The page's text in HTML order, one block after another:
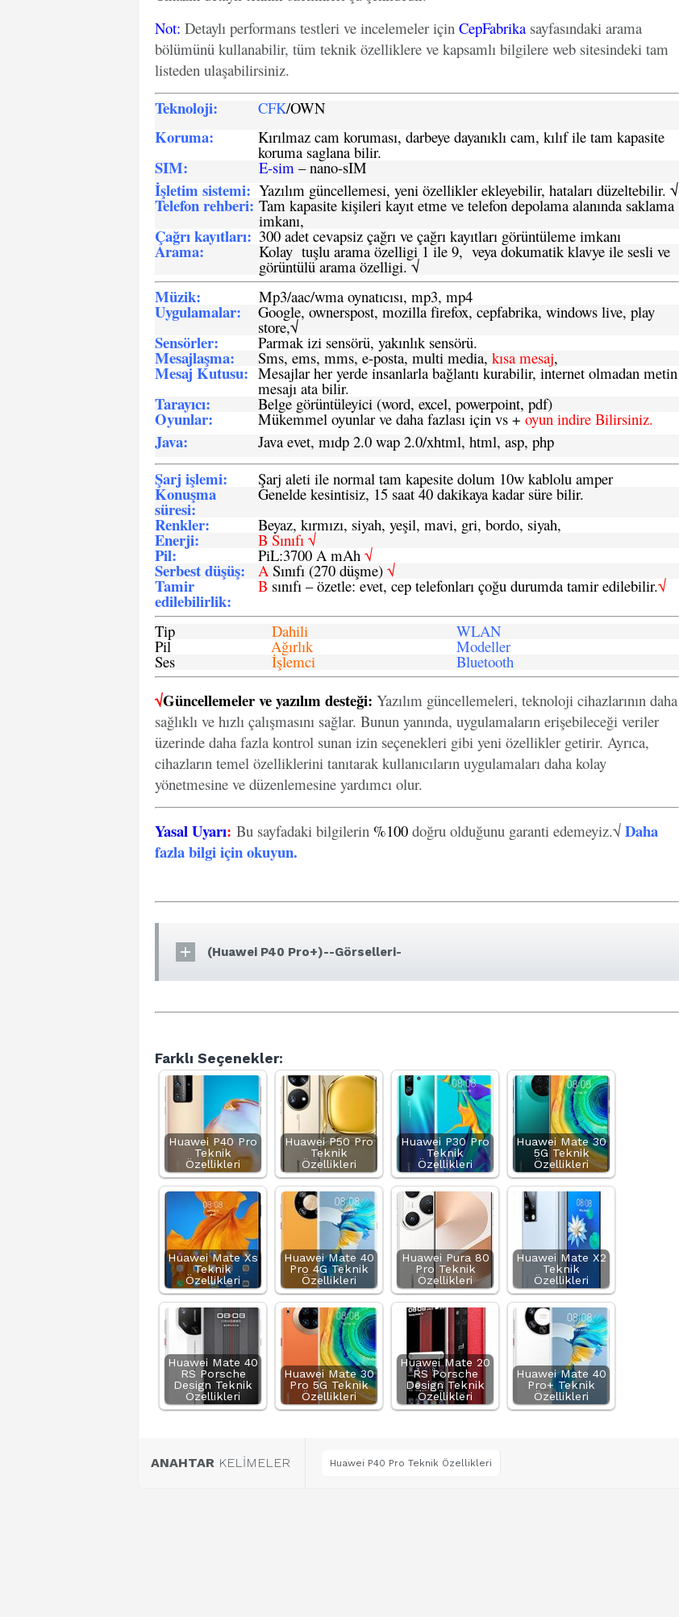
Not: Detaylı performans testleri ve incelemeler için CepFabrika sayfasındaki arama
bölümünü kullanabilir, tüm teknik özelliklere ve kapsamlı bilgilere web sitesindeki tam
listeden ulaşabilirsiniz.
Teknoloji: CFK/OWN
Koruma: Kırılmaz cam koruması, darbeye dayanıklı cam, kılıf ile tam kapasite
koruma saglana bilir.
SIM: E-sim – nano-sIM
İşletim sistemi: Yazılım güncellemesi, yeni özellikler ekleyebilir, hataları düzeltebilir. √
Telefon rehberi: Tam kapasite kişileri kayıt etme ve telefon depolama alanında saklama
imkanı,
Çağrı kayıtları: 300 adet cevapsiz çağrı ve çağrı kayıtları görüntüleme imkanı
Arama: Kolay tuşlu arama özelligi 1 ile 9, veya dokumatik klavye ile sesli ve
görüntülü arama özelligi. √
Müzik: Mp3/aac/wma oynatıcısı, mp3, mp4
Uygulamalar: Google, ownerspost, mozilla firefox, cepfabrika, windows live, play
store,√
Sensörler: Parmak izi sensörü, yakınlık sensörü.
Mesajlaşma: Sms, ems, mms, e-posta, multi media, kısa mesaj,
Mesaj Kutusu: Mesajlar her yerde insanlarla bağlantı kurabilir, internet olmadan metin
mesajı ata bilir.
Tarayıcı: Belge görüntüleyici (word, excel, powerpoint, pdf)
Oyunlar: Mükemmel oyunlar ve daha fazlası için vs +oyun indire Bilirsiniz.
Java: Java evet, mıdp 2.0 wap 2.0/xhtml, html, asp, php
Şarj işlemi: Şarj aleti ile normal tam kapesite dolum 10w kablolu amper
Konuşma
süresi:
Genelde kesintisiz, 15 saat 40 dakikaya kadar süre bilir.
Renkler: Beyaz, kırmızı, siyah, yeşil, mavi, gri, bordo, siyah,
Enerji: B Sınıfı √
Pil: PiL:3700 A mAh √
Serbest düşüş: ASınıfı (270 düşme) √
Tamir
edilebilirlik:
B sınıfı – özetle: evet, cep telefonları çoğu durumda tamir edilebilir.√
Tip Dahili WLAN
Pil Ağırlık Modeller
Ses İşlemci Bluetooth
√Güncellemeler ve yazılım desteği: Yazılım güncellemeleri, teknoloji cihazlarının daha
sağlıklı ve hızlı çalışmasını sağlar. Bunun yanında, uygulamaların erişebileceği veriler
üzerinde daha fazla kontrol sunan izin seçenekleri gibi yeni özellikler getirir. Ayrıca,
cihazların temel özelliklerini tanıtarak kullanıcıların uygulamaları daha kolay
yönetmesine ve düzenlemesine yardımcı olur.
Yasal Uyarı: Bu sayfadaki bilgilerin %100 doğru olduğunu garanti edemeyiz.√ Daha
fazla bilgi için okuyun.
(Huawei P40 Pro+)--Görselleri-
Farklı Seçenekler:
Huawei P40 Pro
Teknik
Özellikleri
Huawei P50 Pro
Teknik
Özellikleri
Huawei P30 Pro
Teknik
Özellikleri
Huawei Mate 30
5G Teknik
Özellikleri
Huawei Mate Xs
Teknik
Özellikleri
Huawei Mate 40
Pro 4G Teknik
Özellikleri
Huawei Pura 80
Pro Teknik
Özellikleri
Huawei Mate X2
Teknik
Özellikleri
Huawei Mate 40
RS Porsche
Design Teknik
Özellikleri
Huawei Mate 30
Pro 5G Teknik
Özellikleri
Huawei Mate 20
RS Porsche
Design Teknik
Özellikleri
Huawei Mate 40
Pro+ Teknik
Özellikleri
ANAHTAR KELİMELER Huawei P40 Pro Teknik Özellikleri